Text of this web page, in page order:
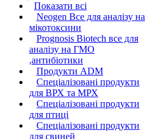
Показати всі
Neogen Все для аналізу на
мікотоксини
Prognosis Biotech все для
аналізу на ГМО
,антибіотики
Продукти ADM
Спеціалізовані продукти
для ВРХ та МРХ
Спеціалізовані продукти
для птиці
Спеціалізовані продукти
для свиней